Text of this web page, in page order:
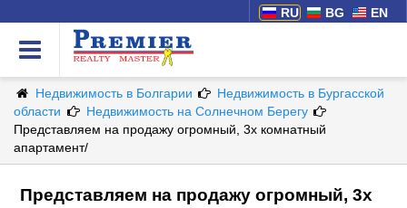
RU BG EN
Недвижимость в Болгарии
Недвижимость в Бургасской
области
Недвижимость на Солнечном Берегу
Представляем на продажу огромный, 3х комнатный
апартамент/
Представляем на продажу огромный, 3х